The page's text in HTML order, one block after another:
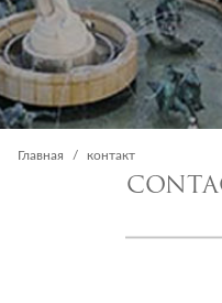
Главная контакт